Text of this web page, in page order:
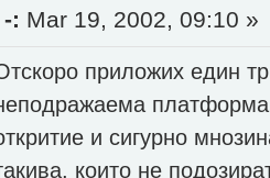
-: Mar 19, 2002, 09:10 »
приложих един
платформа
и сигурно
които не